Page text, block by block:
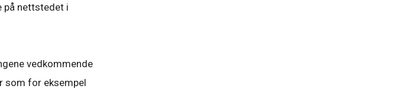
på nettstedet i
vedkommende
som for eksempel